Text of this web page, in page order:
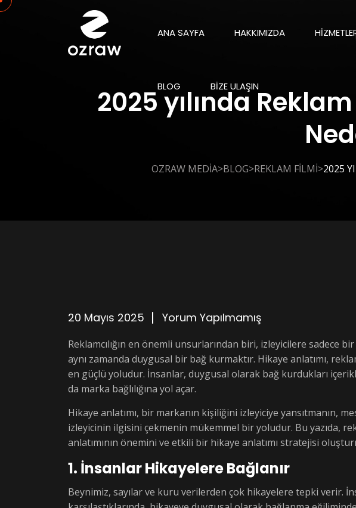
ANA SAYFA HAKKIMIZDA
BLOG BIZE ULAŞIN
2025 yılında
OZRAW MEDIA>BLOG>REKLAM FILMI>2025
20 Mayıs 2025 Yorum Yapılmamış
Reklamcılığın en önemli unsurlarından biri, izleyicilere sadece
aynı zamanda duygusal bir bağ kurmaktır. Hikaye anlatımı,
en güçlü yoludur. İnsanlar, duygusal olarak bağ kurdukları
da marka bağlılığına yol açar.
Hikaye anlatımı, bir markanın kişiliğini izleyiciye yansıtmanın,
izleyicinin ilgisini çekmenin mükemmel bir yoludur. Bu yazıda,
anlatımının önemini ve etkili bir hikaye anlatımı stratejisi
1. İnsanlar Hikayelere Bağlanır
Beynimiz, sayılar ve kuru verilerden çok hikayelere tepki verir.